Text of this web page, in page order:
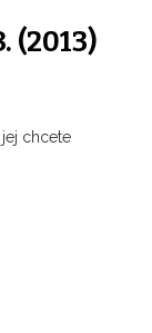
(2013)
chcete